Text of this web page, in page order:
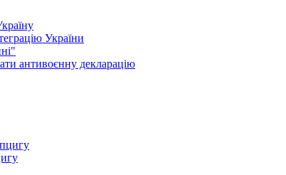
України
антивоєнну декларацію